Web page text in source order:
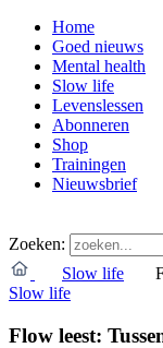
Home
Goed nieuws
Mental health
Slow life
Levenslessen
Abonneren
Shop
Trainingen
Nieuwsbrief
Zoeken:
Slow life
Slow life
Flow leest: